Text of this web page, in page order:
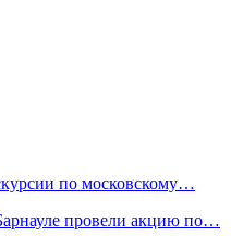
по московскому…
провели акцию по…